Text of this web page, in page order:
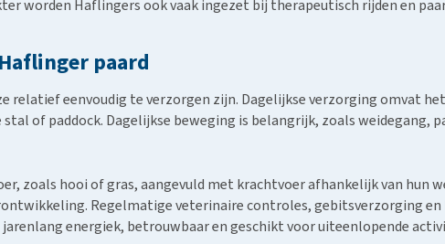
worden Haflingers ook vaak ingezet bij therapeutisch rijden en
paard
relatief eenvoudig te verzorgen zijn. Dagelijkse verzorging omvat
of paddock. Dagelijkse beweging is belangrijk, zoals weidegang,
zoals hooi of gras, aangevuld met krachtvoer afhankelijk van hun
Regelmatige veterinaire controles, gebitsverzorging
energiek, betrouwbaar en geschikt voor uiteenlopende